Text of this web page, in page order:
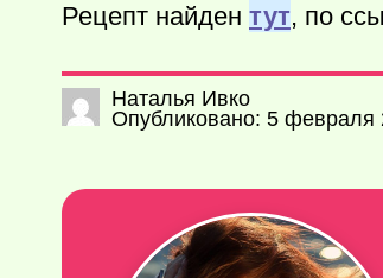
Рецепт найден тут, по
Наталья Ивко
Опубликовано: 5 февраля